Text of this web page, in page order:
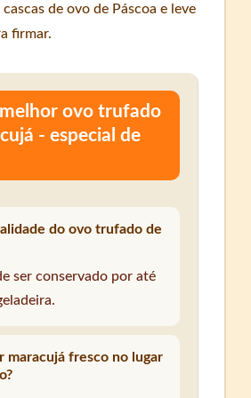
cascas de ovo de Páscoa e leve
firmar.
melhor ovo trufado
- especial de
do ovo trufado de
ser conservado por até
maracujá fresco no lugar